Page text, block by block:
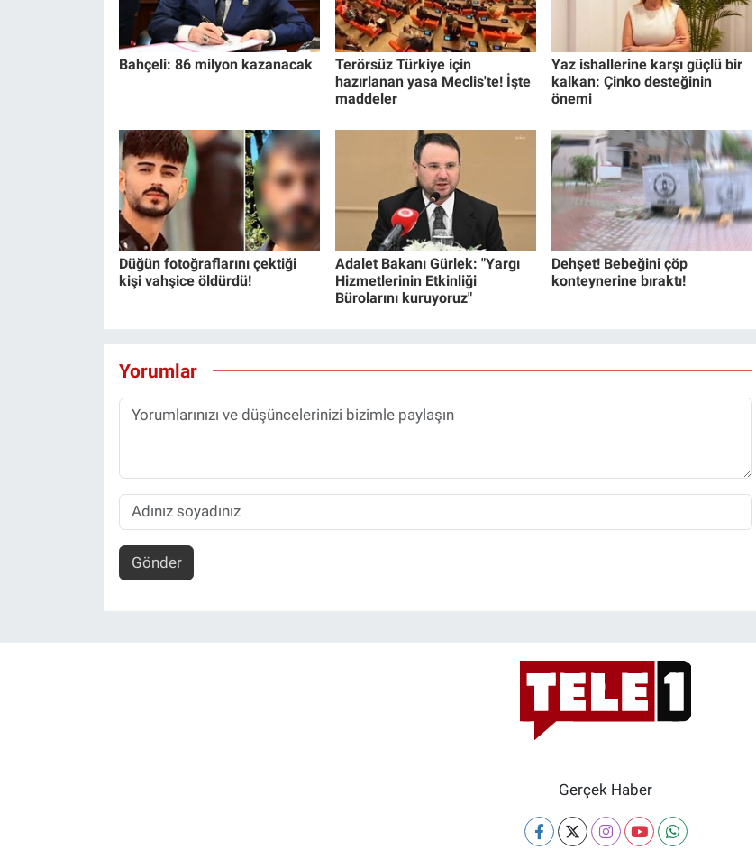
Bahçeli: 86 milyon kazanacak
Terörsüz Türkiye için
hazırlanan yasa Meclis'te! İşte
maddeler
Yaz ishallerine karşı güçlü bir
kalkan: Çinko desteğinin
önemi
Düğün fotoğraflarını çektiği
kişi vahşice öldürdü!
Adalet Bakanı Gürlek: "Yargı
Hizmetlerinin Etkinliği
Bürolarını kuruyoruz"
Dehşet! Bebeğini çöp
konteynerine bıraktı!
Yorumlar
Gönder
Gerçek Haber